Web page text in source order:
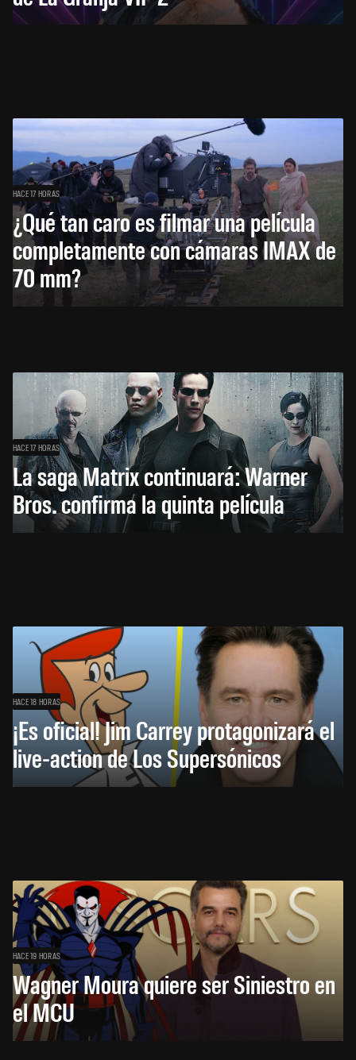
HACE 17 HORAS
¿Qué tan caro es filmar una película
completamente con cámaras IMAX de
70 mm?
HACE 17 HORAS
La saga Matrix continuará: Warner
Bros. confirma la quinta película
HACE 18 HORAS
¡Es oficial! Jim Carrey protagonizará el
live-action de Los Supersónicos
HACE 19 HORAS
Wagner Moura quiere ser Siniestro en
el MCU